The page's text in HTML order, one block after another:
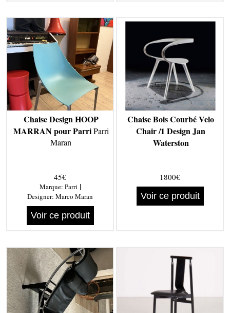
Chaise Design HOOP
MARRAN pour ParriParri
Maran
45€
Marque: Parri |
Designer: Marco Maran
Voir ce produit
Chaise Bois Courbé Velo
Chair /1 Design Jan
Waterston
1800€
Voir ce produit